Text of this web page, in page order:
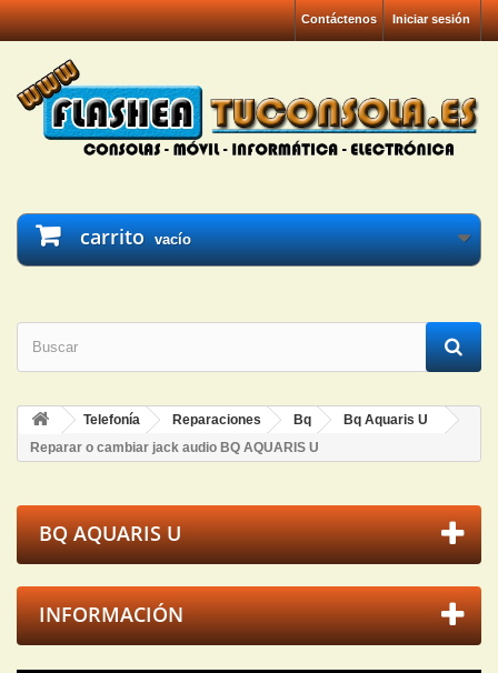
Iniciar sesión
Contáctenos
carrito vacío
Telefonía Reparaciones Bq
Bq Aquaris U
Reparar o cambiar jack audio BQ AQUARIS U
BQ AQUARIS U
INFORMACIÓN